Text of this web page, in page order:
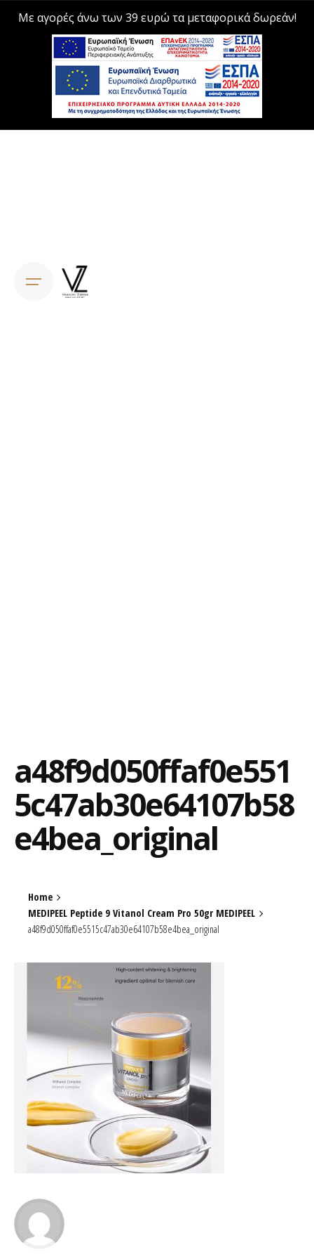
Με αγορές άνω των 39 ευρώ τα μεταφορικά δωρεάν!
a48f9d050ffaf0e551
5c47ab30e64107b58
e4bea_original
Home
MEDIPEEL Peptide 9 Vitanol Cream Pro 50gr MEDIPEEL
a48f9d050ffaf0e5515c47ab30e64107b58e4bea_original